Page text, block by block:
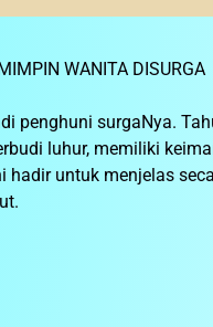
WANITA DISURGA
penghuni surgaNya.
luhur, memiliki
untuk menjelas